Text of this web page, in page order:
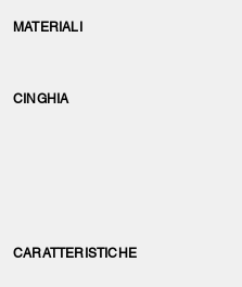
MATERIALI
CINGHIA
CARATTERISTICHE